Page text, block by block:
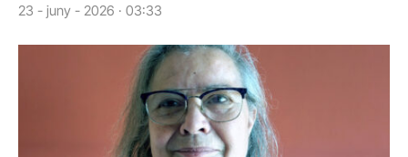
23 - juny - 2026 · 03:33